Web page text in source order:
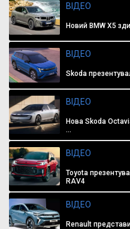
ВІДЕО
Новий BMW X5
ВІДЕО
Skoda
ВІДЕО
Нова Skoda
...
ВІДЕО
Toyota
RAV4
ВІДЕО
Renault